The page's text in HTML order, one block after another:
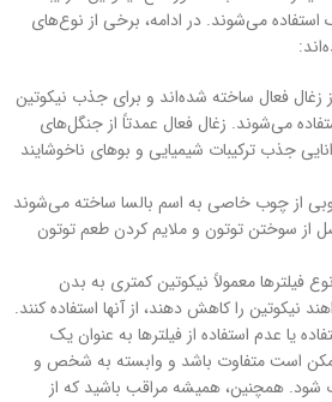
می‌شوند. در ادامه، برخی از نوع‌های
زغال فعال ساخته شده‌اند و برای جذب نیکوتین
می‌شوند. زغال فعال عمدتاً از جنگل‌های
جذب ترکیبات شیمیایی و بوهای ناخوشایند
از چوب خاصی به اسم بالسا ساخته می‌شوند
سوختن توتون و ملایم کردن طعم توتون
فیلترها معمولاً نیکوتین کمتری به بدن
نیکوتین را کاهش دهند، از آنها استفاده کنند.
یا عدم استفاده از فیلترها به عنوان یک
است متفاوت باشد و وابسته به شخص و
شود. همچنین، همیشه مراقب باشید که از